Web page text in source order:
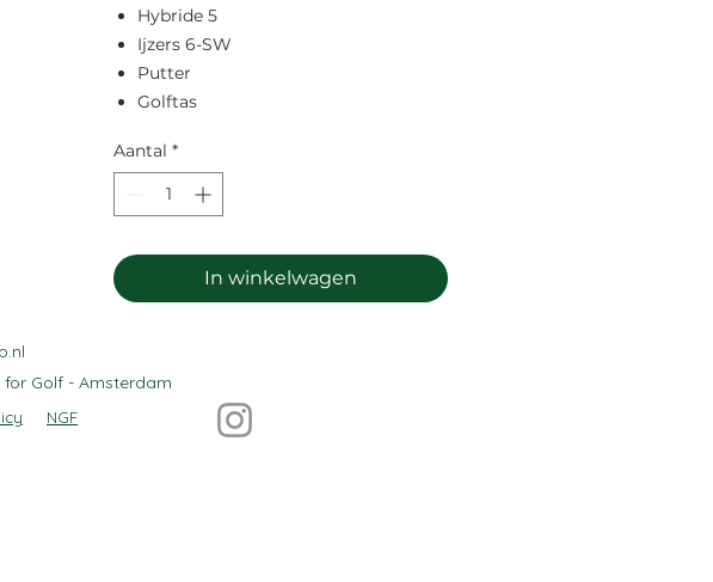
Hybride 5
Ijzers 6-SW
Putter
Golftas
Aantal *
In winkelwagen
Golf - Amsterdam
NGF